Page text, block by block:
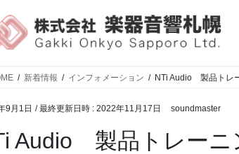
新着情報 インフォメーション NTi Audio 製品トレ
9月1日 / 最終更新日時 : 2022年11月17日 soundmaster
Audio 製品トレーニ